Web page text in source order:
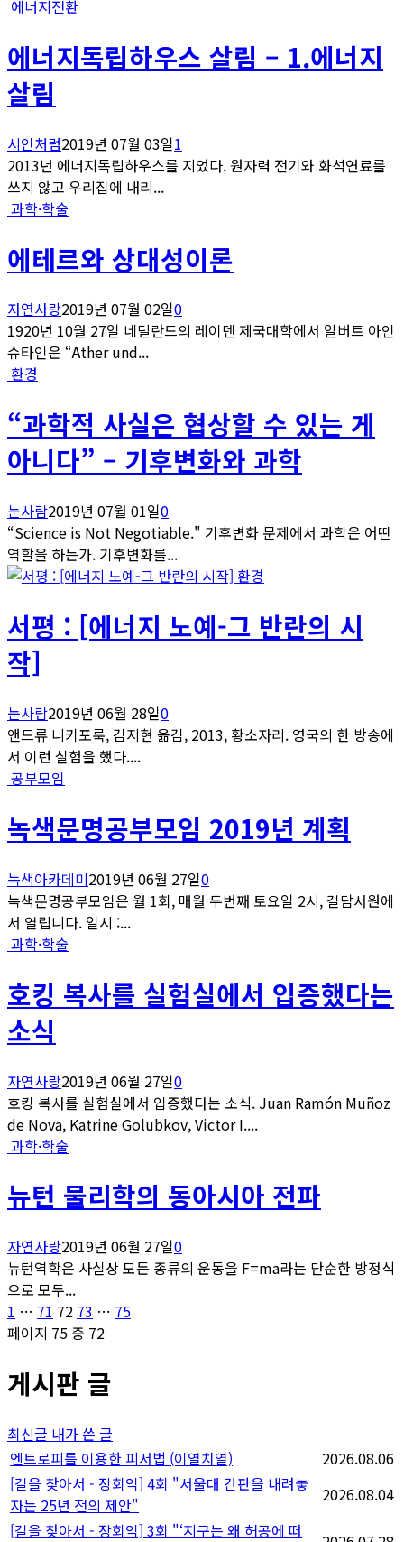
에너지전환
에너지독립하우스 살림 – 1.에너지
살림
시인처럼2019년 07월 03일1
2013년 에너지독립하우스를 지었다. 원자력 전기와 화석연료를
쓰지 않고 우리집에 내리...
과학·학술
에테르와 상대성이론
자연사랑2019년 07월 02일0
1920년 10월 27일 네덜란드의 레이덴 제국대학에서 알버트 아인
슈타인은 “Äther und...
환경
“과학적 사실은 협상할 수 있는 게
아니다” – 기후변화와 과학
눈사람2019년 07월 01일0
“Science is Not Negotiable." 기후변화 문제에서 과학은 어떤
역할을 하는가. 기후변화를...
환경
서평 : [에너지 노예-그 반란의 시
작]
눈사람2019년 06월 28일0
앤드류 니키포룩, 김지현 옮김, 2013, 황소자리. 영국의 한 방송에
서 이런 실험을 했다....
공부모임
녹색문명공부모임 2019년 계획
녹색아카데미2019년 06월 27일0
녹색문명공부모임은 월 1회, 매월 두번째 토요일 2시, 길담서원에
서 열립니다. 일시 :...
과학·학술
호킹 복사를 실험실에서 입증했다는
소식
자연사랑2019년 06월 27일0
호킹 복사를 실험실에서 입증했다는 소식. Juan Ramón Muñoz
de Nova, Katrine Golubkov, Victor I....
과학·학술
뉴턴 물리학의 동아시아 전파
자연사랑2019년 06월 27일0
뉴턴역학은 사실상 모든 종류의 운동을 F=ma라는 단순한 방정식
으로 모두...
글
페
이
지
매
김
페
이
1 … 페
이
71 페
이
72 페
이
73 … 페
75
페이지 75 중 72
게시판 글
최신글 내가 쓴 글
엔트로피를 이용한 피서법 (이열치열)
2026.08.06
[길을 찾아서 - 장회익] 4회 "서울대 간판을 내려놓
자는 25년 전의 제안"
2026.08.04
[길을 찾아서 - 장회익] 3회 "‘지구는 왜 허공에 떠